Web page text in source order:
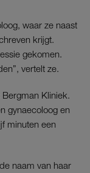
waar ze naast
krijgt.
gekomen.
vertelt ze.
Kliniek.
gynaecoloog en
minuten een
naam van haar